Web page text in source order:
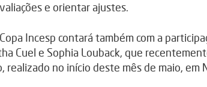
e orientar ajustes.
Incesp contará também com a
Cuel e Sophia Louback, que
no início deste mês de maio, em